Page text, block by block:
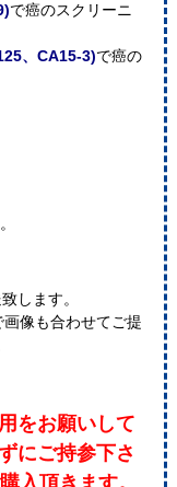
で癌のスクリーニ
、CA15-3)で癌の
します。
像も合わせてご提
をお願いして
にご持参下さ